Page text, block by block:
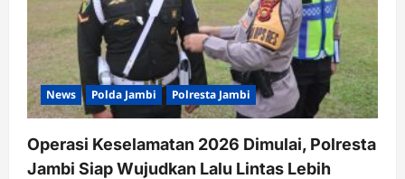
News Polda Jambi Polresta Jambi
Operasi Keselamatan 2026 Dimulai, Polresta
Jambi Siap Wujudkan Lalu Lintas Lebih